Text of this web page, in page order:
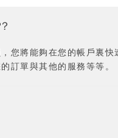
您將能夠在您的帳戶裏快
訂單與其他的服務等等。